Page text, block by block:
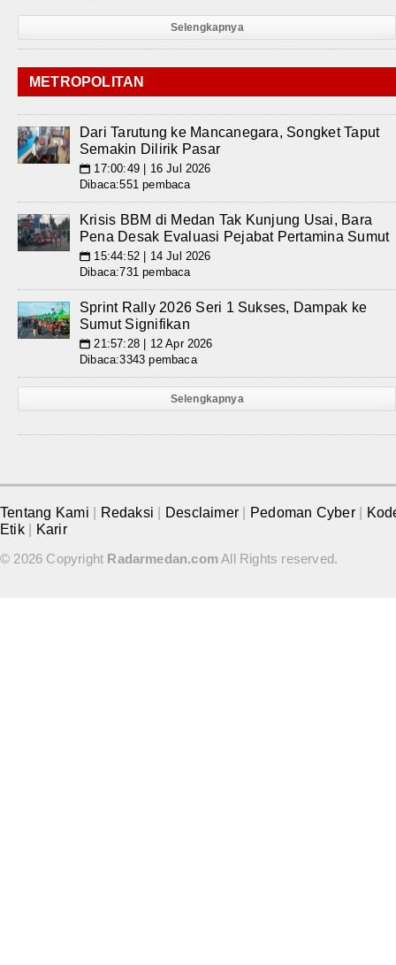
Selengkapnya
METROPOLITAN
Dari Tarutung ke Mancanegara, Songket Taput
Semakin Dilirik Pasar
📅 17:00:49 | 16 Jul 2026
Dibaca:551 pembaca
Krisis BBM di Medan Tak Kunjung Usai, Bara
Pena Desak Evaluasi Pejabat Pertamina Sumut
📅 15:44:52 | 14 Jul 2026
Dibaca:731 pembaca
Sprint Rally 2026 Seri 1 Sukses, Dampak ke
Sumut Signifikan
📅 21:57:28 | 12 Apr 2026
Dibaca:3343 pembaca
Selengkapnya
Tentang Kami Redaksi Desclaimer Pedoman Cyber
Etik
Karir
© 2026 Copyright Radarmedan.comAll Rights reserved.